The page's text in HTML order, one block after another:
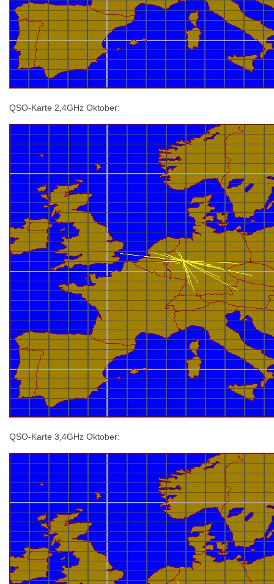
QSO-Karte 2,4GHz Oktober:
QSO-Karte 3,4GHz Oktober: